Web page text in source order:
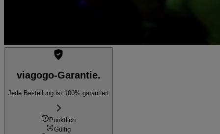
viagogo-Garantie.
Jede Bestellung ist 100% garantiert
Pünktlich
Gültig